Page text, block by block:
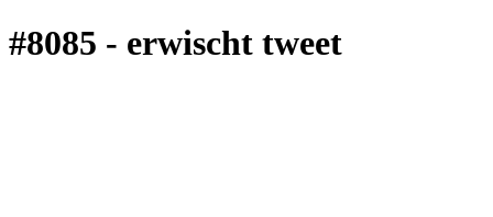
#8085 - erwischt tweet